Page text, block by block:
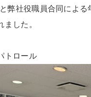
弊社役職員合同によ
した。
トロール